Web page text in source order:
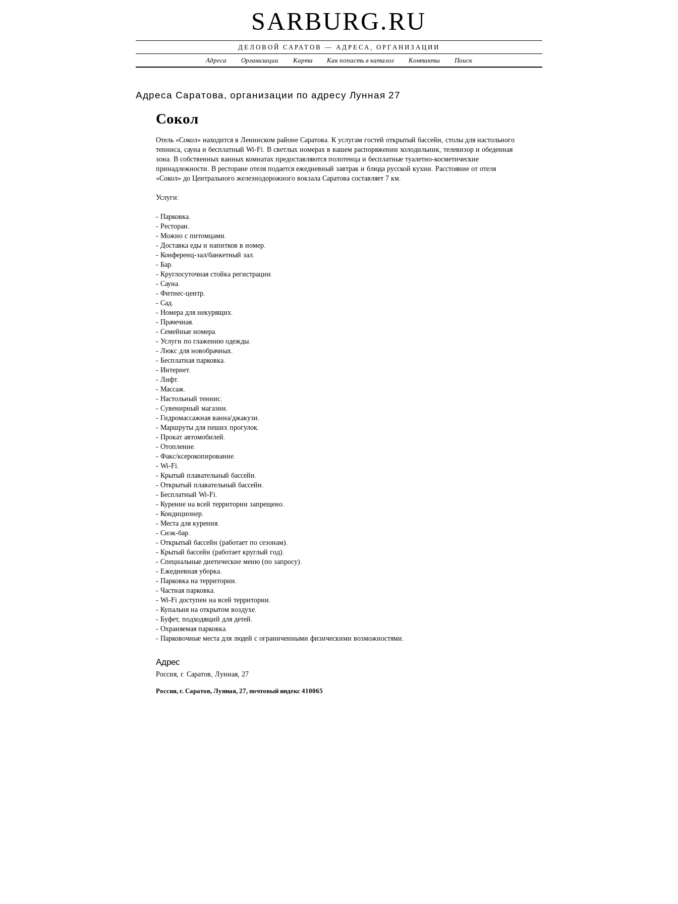
SARBURG.RU
ДЕЛОВОЙ САРАТОВ — АДРЕСА, ОРГАНИЗАЦИИ
Адреса
Организации Карта Как попасть в каталог Контакты Поиск
Адреса Саратова, организации по адресу Лунная 27
Сокол
Отель «Сокол» находится в Ленинском районе Саратова. К услугам гостей открытый бассейн, столы для настольного
тенниса, сауна и бесплатный Wi-Fi. В светлых номерах в вашем распоряжении холодильник, телевизор и обеденная
зона. В собственных ванных комнатах предоставляются полотенца и бесплатные туалетно-косметические
принадлежности. В ресторане отеля подается ежедневный завтрак и блюда русской кухни. Расстояние от отеля
«Сокол» до Центрального железнодорожного вокзала Саратова составляет 7 км.
Услуги:
- Парковка.
- Ресторан.
- Можно с питомцами.
- Доставка еды и напитков в номер.
- Конференц-зал/банкетный зал.
- Бар.
- Круглосуточная стойка регистрации.
- Сауна.
- Фитнес-центр.
- Сад.
- Номера для некурящих.
- Прачечная.
- Семейные номера.
- Услуги по глажению одежды.
- Люкс для новобрачных.
- Бесплатная парковка.
- Интернет.
- Лифт.
- Массаж.
- Настольный теннис.
- Сувенирный магазин.
- Гидромассажная ванна/джакузи.
- Маршруты для пеших прогулок.
- Прокат автомобилей.
- Отопление.
- Факс/ксерокопирование.
- Wi-Fi.
- Крытый плавательный бассейн.
- Открытый плавательный бассейн.
- Бесплатный Wi-Fi.
- Курение на всей территории запрещено.
- Кондиционер.
- Места для курения.
- Снэк-бар.
- Открытый бассейн (работает по сезонам).
- Крытый бассейн (работает круглый год).
- Специальные диетические меню (по запросу).
- Ежедневная уборка.
- Парковка на территории.
- Частная парковка.
- Wi-Fi доступен на всей территории.
- Купальня на открытом воздухе.
- Буфет, подходящий для детей.
- Охраняемая парковка.
- Парковочные места для людей с ограниченными физическими возможностями.
Адрес
Россия, г. Саратов, Лунная, 27
Россия, г. Саратов, Лунная, 27, почтовый индекс 410065